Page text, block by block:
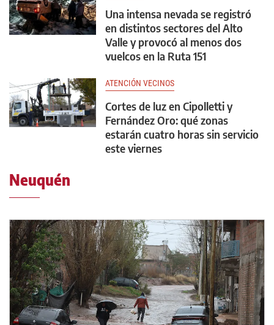
Una intensa nevada se registró
en distintos sectores del Alto
Valle y provocó al menos dos
vuelcos en la Ruta 151
ATENCIÓN VECINOS
Cortes de luz en Cipolletti y
Fernández Oro: qué zonas
estarán cuatro horas sin servicio
este viernes
Neuquén